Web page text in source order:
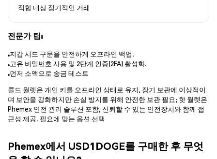
적합 대상 정기적인 거래
전문가 팁:
지갑 시드 구문을 안전하게 오프라인 백업.
고유 비밀번호 사용 및 2단계 인증(2FA) 활성화.
먼저 소액으로 송금 테스트
콜드 월렛은 개인 키를 오프라인 상태로 유지, 장기 보관에 이상적이
며 보안을 강화하지만 손실 방지를 위해 안전한 보관 필요; 핫 월렛은
Phemex 안전 관리 솔루션 포함, 신뢰할 수 있는 안전장치와 함께 접
근성 제공. 필요에 맞는 옵션 선택
Phemex에서 USD1DOGE를 구매한 후 무엇